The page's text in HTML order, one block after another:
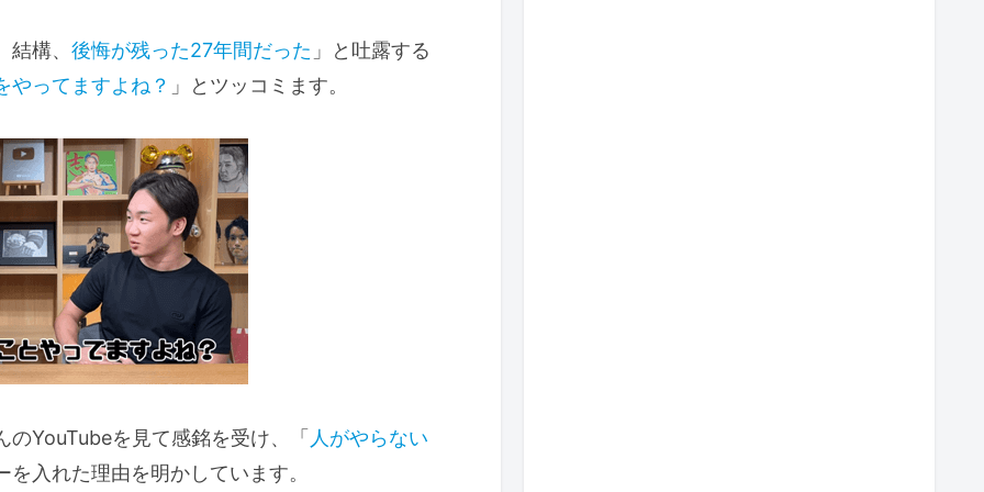
構、 後悔が残った27年間だった 」と吐露する
やってますよね？ 」とツッコミます。
YouTubeを見て感銘を受け、「 人がやらない
を入れた理由を明かしています。